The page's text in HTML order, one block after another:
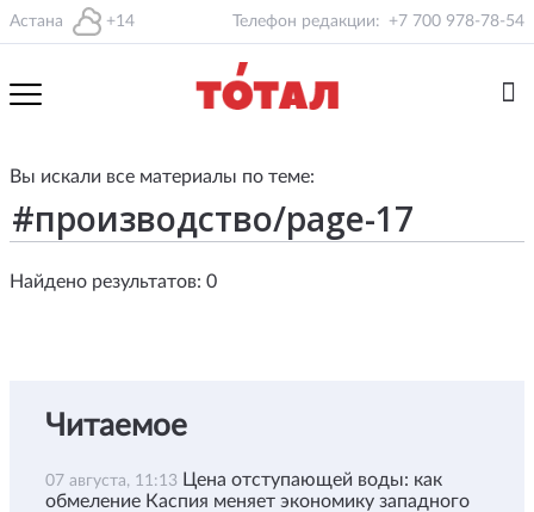
Астана +14 Телефон редакции: +7 700 978-78-54
Вы искали все материалы по теме:
Найдено результатов: 0
Читаемое
07 августа, 11:13 Цена отступающей воды: как
обмеление Каспия меняет экономику западного